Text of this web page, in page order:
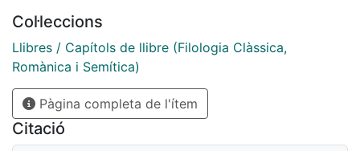
Col·leccions
Llibres / Capítols de llibre (Filologia Clàssica,
Romànica i Semítica)
Pàgina completa de l'ítem
Citació